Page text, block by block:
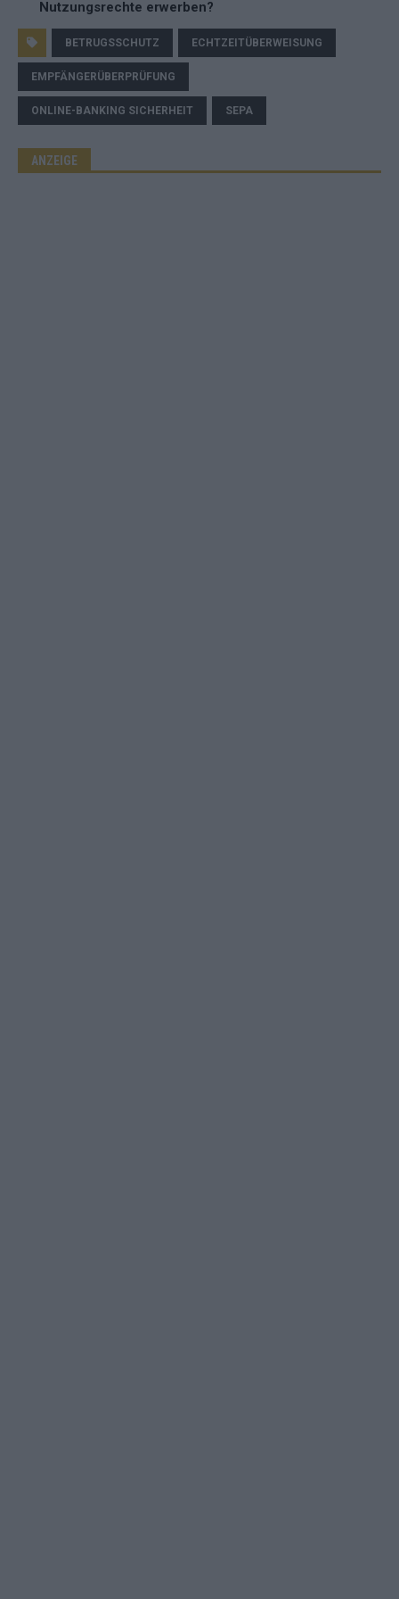
Nutzungsrechte erwerben?
BETRUGSSCHUTZ ECHTZEITÜBERWEISUNG
EMPFÄNGERÜBERPRÜFUNG
ONLINE-BANKING SICHERHEIT SEPA
ANZEIGE